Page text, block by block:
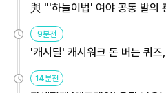
與 "'하늘이법' 여야 공동 발의
9분전
'캐시딜' 캐시워크 돈 버는 퀴즈
14분전